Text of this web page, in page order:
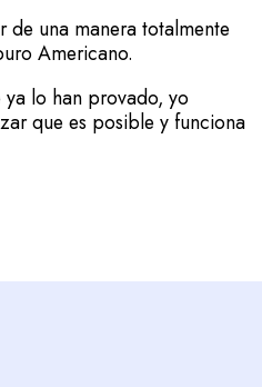
una manera totalmente
Americano.
ya lo han provado, yo
que es posible y funciona